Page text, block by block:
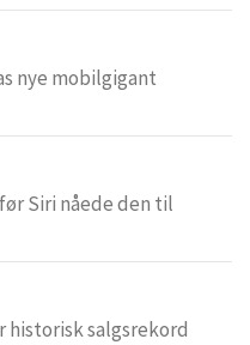
nye mobilgigant
Siri nåede den til
historisk salgsrekord